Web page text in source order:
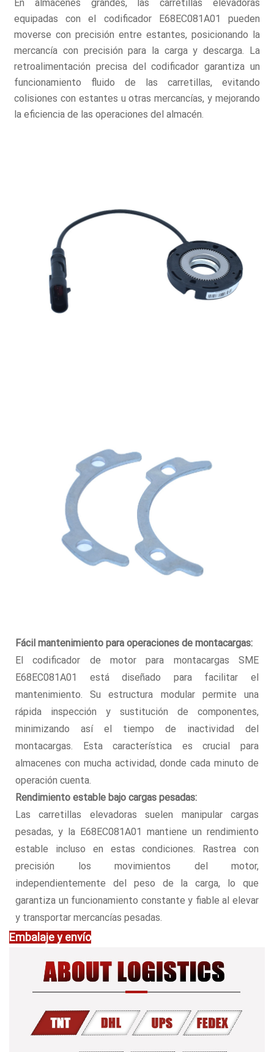
En almacenes grandes, las carretillas elevadoras
equipadas con el codificador E68EC081A01 pueden
moverse con precisión entre estantes, posicionando la
mercancía con precisión para la carga y descarga. La
retroalimentación precisa del codificador garantiza un
funcionamiento fluido de las carretillas, evitando
colisiones con estantes u otras mercancías, y mejorando
la eficiencia de las operaciones del almacén.
Fácil mantenimiento para operaciones de montacargas:
El codificador de motor para montacargas SME
E68EC081A01 está diseñado para facilitar el
mantenimiento. Su estructura modular permite una
rápida inspección y sustitución de componentes,
minimizando así el tiempo de inactividad del
montacargas. Esta característica es crucial para
almacenes con mucha actividad, donde cada minuto de
operación cuenta.
Rendimiento estable bajo cargas pesadas:
Las carretillas elevadoras suelen manipular cargas
pesadas, y la E68EC081A01 mantiene un rendimiento
estable incluso en estas condiciones. Rastrea con
precisión los movimientos del motor,
independientemente del peso de la carga, lo que
garantiza un funcionamiento constante y fiable al elevar
y transportar mercancías pesadas.
Embalaje y envío